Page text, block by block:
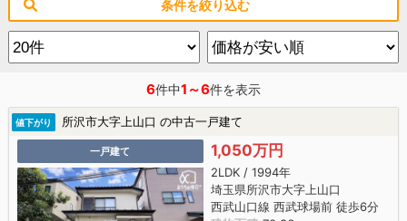
条件を絞り込む
6件中1～6件を表示
値下がり 所沢市大字上山口 の中古一戸建て
一戸建て 1,050万円
2LDK / 1994年
埼玉県所沢市大字上山口
西武山口線 西武球場前 徒歩6分